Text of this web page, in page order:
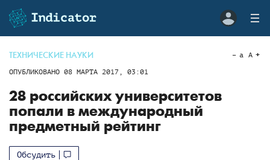
ТЕХНИЧЕСКИЕ НАУКИ
ОПУБЛИКОВАНО 08 МАРТА 2017, 03:01
a A
28 российских университетов
попали в международный
предметный рейтинг
Обсудить